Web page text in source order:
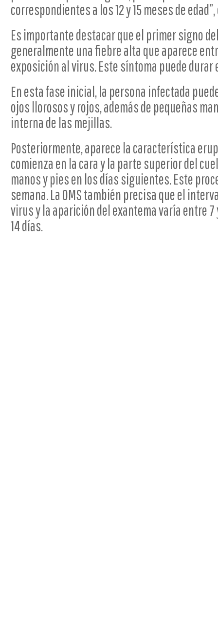
correspondientes a los 12 y 15 meses de
Es importante destacar que el primer signo
generalmente una fiebre alta que aparece
exposición al virus. Este síntoma puede
En esta fase inicial, la persona infectada
ojos llorosos y rojos, además de pequeñas
interna de las mejillas.
Posteriormente, aparece la característica
comienza en la cara y la parte superior del
manos y pies en los días siguientes. Este
semana. La OMS también precisa que el
virus y la aparición del exantema varía entre 7
14 días.